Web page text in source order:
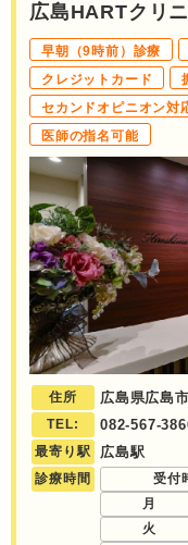
広島HARTクリ
早朝（9時前）診療
クレジットカード
セカンドオピニオン対
医師の指名可能
住所 広島県広島
TEL: 082-567-
最寄り駅 広島駅
診療時間
受付
月
火